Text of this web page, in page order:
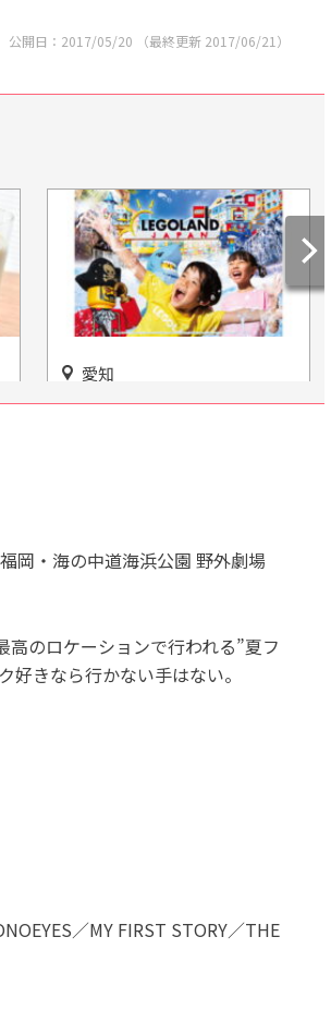
公開日： 2017/05/20 （最終更新 2017/06/21 ）
愛知
「レゴランド® でびしょぬれ
岡・海の中道海浜公園 野外劇場
のロケーションで行われる”夏フ
きなら行かない手はない。
／MY FIRST STORY／THE
軽に
レイヤード久屋大通パークが
開催中